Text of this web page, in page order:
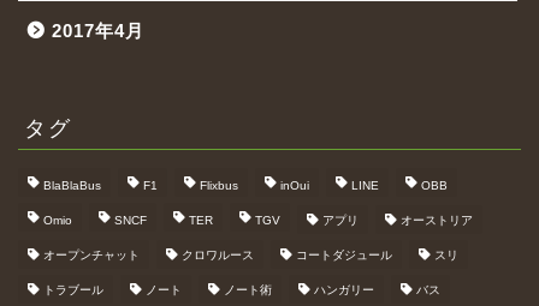
2017年4月
タグ
BlaBlaBus F1 Flixbus inOui LINE OBB
Omio SNCF TER TGV アプリ オーストリア
オープンチャット クロワルース コートダジュール スリ
トラブール ノート ノート術 ハンガリー バス